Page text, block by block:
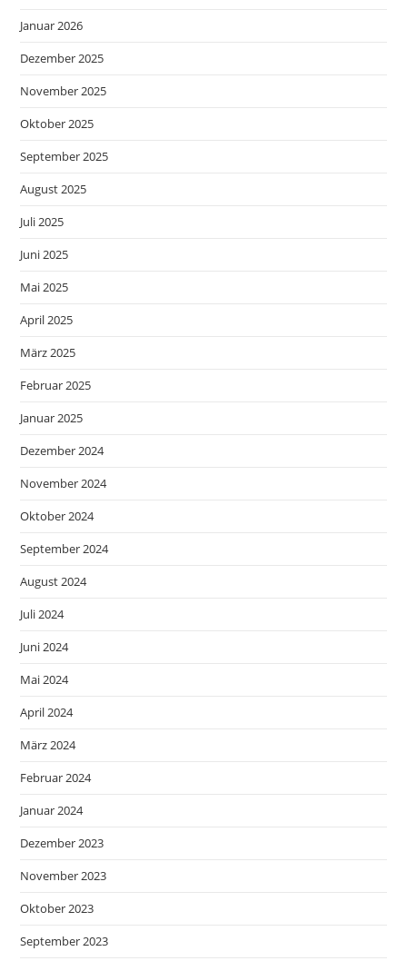
Januar 2026
Dezember 2025
November 2025
Oktober 2025
September 2025
August 2025
Juli 2025
Juni 2025
Mai 2025
April 2025
März 2025
Februar 2025
Januar 2025
Dezember 2024
November 2024
Oktober 2024
September 2024
August 2024
Juli 2024
Juni 2024
Mai 2024
April 2024
März 2024
Februar 2024
Januar 2024
Dezember 2023
November 2023
Oktober 2023
September 2023